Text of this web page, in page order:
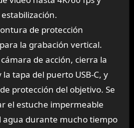
de protección
la grabación vertical.
de acción, cierra la
tapa del puerto USB-C, y
protección del objetivo. Se
el estuche impermeable
agua durante mucho tiempo